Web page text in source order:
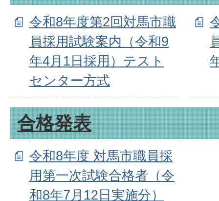
令和8年度第2回対馬市職
員採用試験案内（令和9
年4月1日採用）テスト
センター方式
合格発表
令和8年度 対馬市職員採
用第一次試験合格者（令
和8年7月12日実施分）